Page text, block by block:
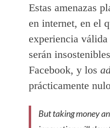
Estas amenazas
en internet, en el
experiencia válida
serán
Facebook, y los
prácticamente
But taking money